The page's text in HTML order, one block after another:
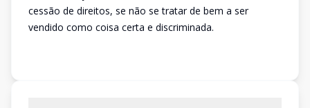
cessão de direitos, se não se tratar de bem a ser
vendido como coisa certa e discriminada.